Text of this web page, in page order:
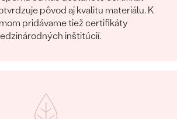
pôvod aj kvalitu materiálu. K
pridávame tiež certifikáty
inštitúcií.